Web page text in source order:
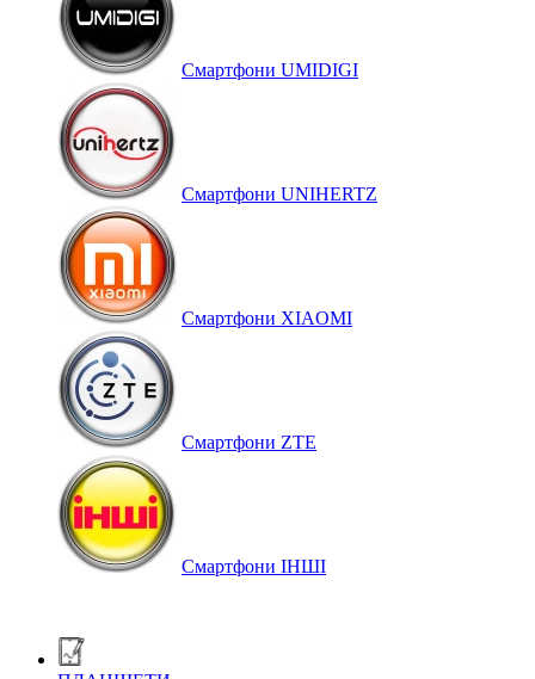
Смартфони UMIDIGI
Смартфони UNIHERTZ
Смартфони XIAOMI
Смартфони ZTE
Смартфони ІНШІ